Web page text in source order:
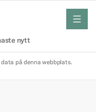
nytt
meny
på denna webbplats.